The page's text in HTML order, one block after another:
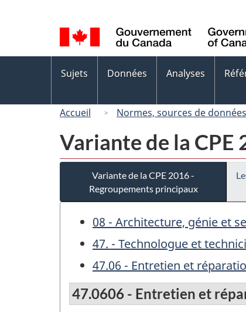
de
la
langue
des
Sujets Données Analyses
Accueil Normes, sources de
Variante de la CPE
Variante de la CPE 2016 -
Regroupements principaux
08 - Architecture, génie et
47. - Technologue et
47.06 - Entretien et
47.0606 - Entretien et